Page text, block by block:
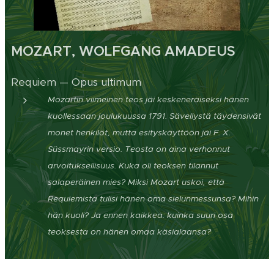
MOZART, WOLFGANG AMADEUS
Requiem — Opus ultimum
Mozartin viimeinen teos jäi keskeneräiseksi hänen
kuollessaan joulukuussa 1791. Sävellystä täydensivät
monet henkilöt, mutta esityskäyttöön jäi F. X.
Süssmayrin versio. Teosta on aina verhonnut
arvoituksellisuus. Kuka oli teoksen tilannut
salaperäinen mies? Miksi Mozart uskoi, että
Requiemista tulisi hänen oma sielunmessunsa? Mihin
hän kuoli? Ja ennen kaikkea: kuinka suuri osa
teoksesta on hänen omaa käsialaansa?